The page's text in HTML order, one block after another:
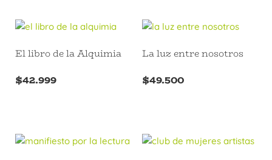
El libro de la Alquimia
$42.999
La luz entre nosotros
$49.500